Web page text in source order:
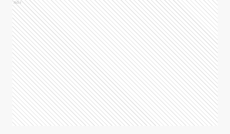
Ads